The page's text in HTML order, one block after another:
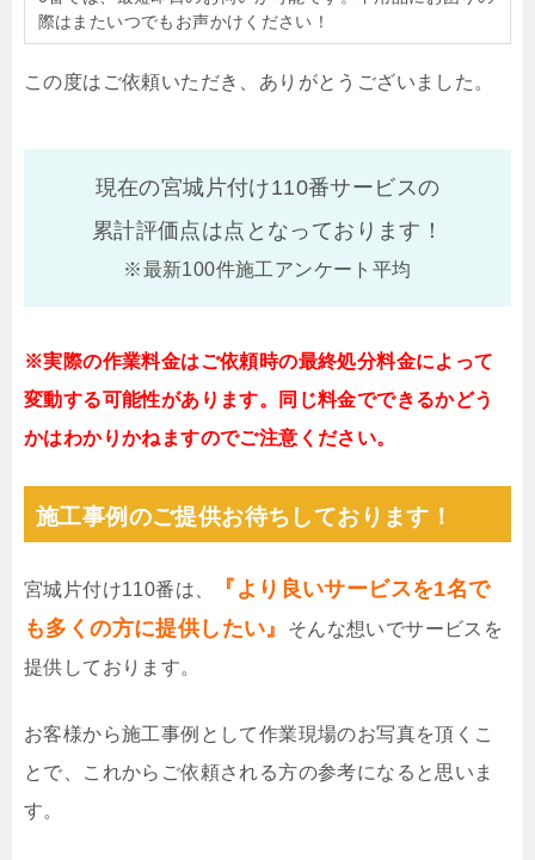
際はまたいつでもお声かけください！
この度はご依頼いただき、ありがとうございました。
現在の宮城片付け110番サービスの
累計評価点は点となっております！
※最新100件施工アンケート平均
※実際の作業料金はご依頼時の最終処分料金によって
変動する可能性があります。同じ料金でできるかどう
かはわかりかねますのでご注意ください。
施工事例のご提供お待ちしております！
宮城片付け110番は、
『より良いサービスを1名で
も多くの方に提供したい』
そんな想いでサービスを
提供しております。
お客様から施工事例として作業現場のお写真を頂くこ
とで、これからご依頼される方の参考になると思いま
す。